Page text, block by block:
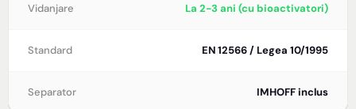
Vidanjare La 2-3 ani (cu bioactivatori)
Standard EN 12566 / Legea 10/1995
Separator IMHOFF inclus